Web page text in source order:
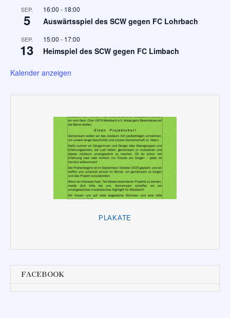
SEP.
5
16:00 - 18:00
Auswärtsspiel des SCW gegen FC Lohrbach
SEP.
13
15:00 - 17:00
Heimspiel des SCW gegen FC Limbach
Kalender anzeigen
PLAKATE
FACEBOOK